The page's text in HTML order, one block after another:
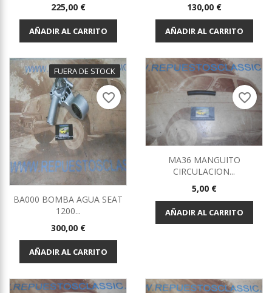
Precio
225,00 €
AÑADIR AL CARRITO
Precio
130,00 €
AÑADIR AL CARRITO
FUERA DE STOCK
BA000 BOMBA AGUA SEAT
1200...
Precio
300,00 €
AÑADIR AL CARRITO
favorite_border
MA36 MANGUITO
CIRCULACION...
Precio
5,00 €
AÑADIR AL CARRITO
favorite_border